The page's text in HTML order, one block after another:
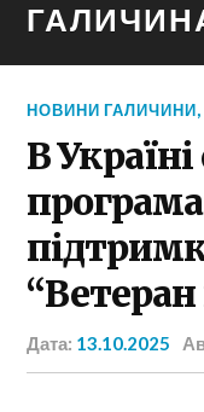
НОВИНИ ГАЛИЧИНИ
В
Дата: 13.10.2025